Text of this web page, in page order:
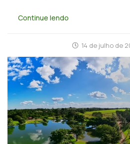
Continue lendo
14 de julho de